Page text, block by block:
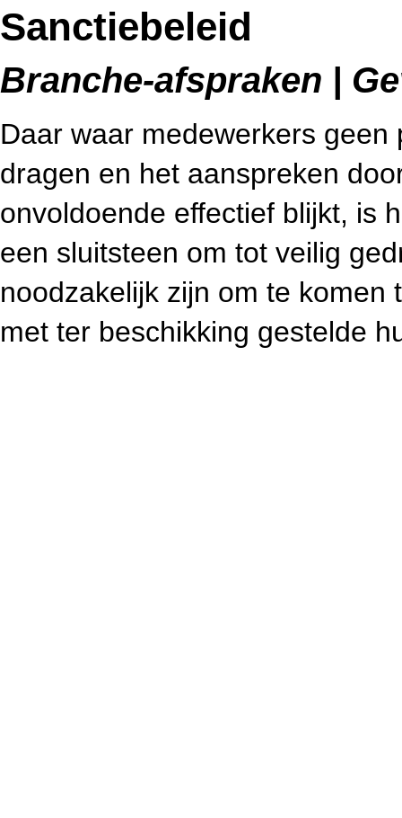
Sanctiebeleid
Branche-afspraken |
Daar waar medewerkers
dragen en het aanspreken
onvoldoende effectief blijkt, is
een sluitsteen om tot veilig
noodzakelijk zijn om te
met ter beschikking gestelde